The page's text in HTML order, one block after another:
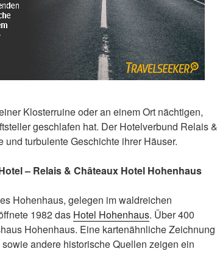
Klosterruine oder an einem Ort nächtigen,
geschlafen hat. Der Hotelverbund Relais &
turbulente Geschichte ihrer Häuser.
– Relais & Châteaux Hotel Hohenhaus
Hohenhaus, gelegen im waldreichen
1982 das Hotel Hohenhaus. Über 400
Hohenhaus. Eine kartenähnliche Zeichnung
andere historische Quellen zeigen ein